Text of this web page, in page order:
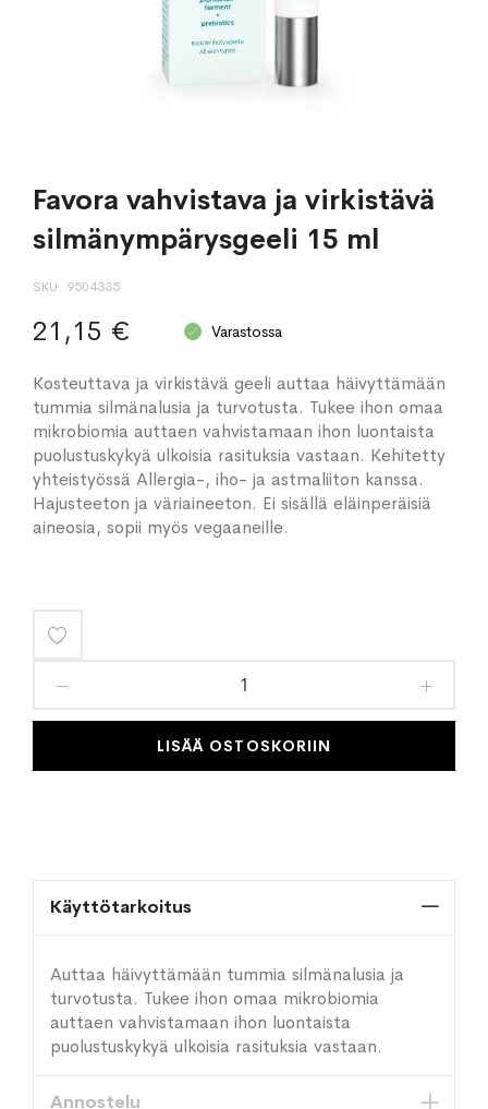
Favora vahvistava ja virkistävä
silmänympärysgeeli 15 ml
SKU 9504335
21,15 € Varastossa
Kosteuttava ja virkistävä geeli auttaa häivyttämään
tummia silmänalusia ja turvotusta. Tukee ihon omaa
mikrobiomia auttaen vahvistamaan ihon luontaista
puolustuskykyä ulkoisia rasituksia vastaan. Kehitetty
yhteistyössä Allergia-, iho- ja astmaliiton kanssa.
Hajusteeton ja väriaineeton. Ei sisällä eläinperäisiä
aineosia, sopii myös vegaaneille.
toivelistaan
LISÄÄ OSTOSKORIIN
Käyttötarkoitus
Auttaa häivyttämään tummia silmänalusia ja
turvotusta. Tukee ihon omaa mikrobiomia
auttaen vahvistamaan ihon luontaista
puolustuskykyä ulkoisia rasituksia vastaan.
Annostelu